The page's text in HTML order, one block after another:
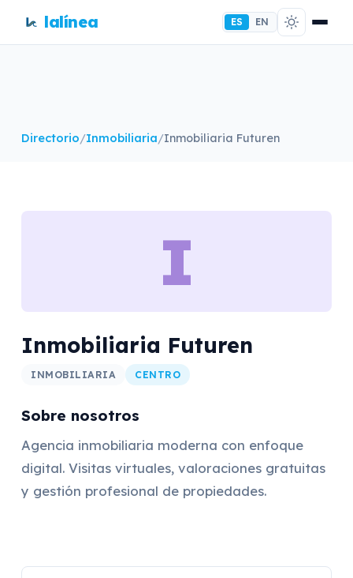
lalínea ES EN
Directorio/Inmobiliaria/Inmobiliaria Futuren
I
Inmobiliaria Futuren
INMOBILIARIA CENTRO
Sobre nosotros
Agencia inmobiliaria moderna con enfoque
digital. Visitas virtuales, valoraciones gratuitas
y gestión profesional de propiedades.